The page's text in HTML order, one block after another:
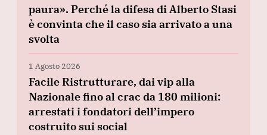
paura». Perché la difesa di Alberto Stasi
è convinta che il caso sia arrivato a una
svolta
1 Agosto 2026
Facile Ristrutturare, dai vip alla
Nazionale fino al crac da 180 milioni:
arrestati i fondatori dell’impero
costruito sui social